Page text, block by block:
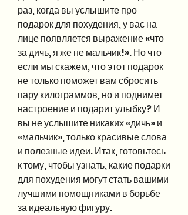
раз, когда вы услышите про
подарок для похудения, у вас на
лице появляется выражение «что
за дичь, я же не мальчик!». Но что
если мы скажем, что этот подарок
не только поможет вам сбросить
пару килограммов, но и поднимет
настроение и подарит улыбку? И
вы не услышите никаких «дичь» и
«мальчик», только красивые слова
и полезные идеи. Итак, готовьтесь
к тому, чтобы узнать, какие подарки
для похудения могут стать вашими
лучшими помощниками в борьбе
за идеальную фигуру.